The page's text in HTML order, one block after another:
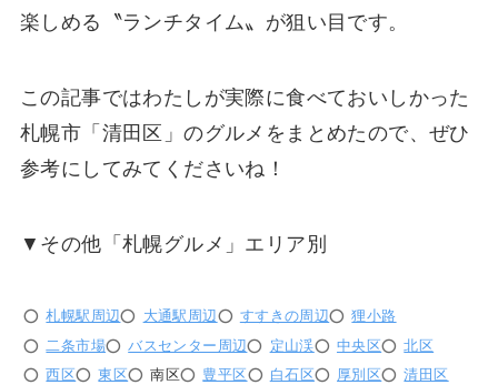
楽しめる〝ランチタイム〟が狙い目です。
この記事ではわたしが実際に食べておいしかった
札幌市「清田区」のグルメをまとめたので、ぜひ
参考にしてみてくださいね！
▼その他「札幌グルメ」エリア別
札幌駅周辺 大通駅周辺 すすきの周辺
狸小路
二条市場
バスセンター周辺 定山渓 中央区
北区
西区
東区 南区 豊平区 白石区 厚別区
清田区